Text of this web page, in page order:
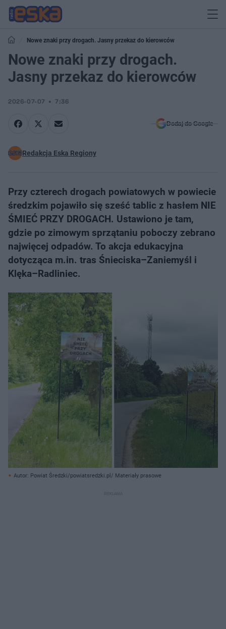
Nowe znaki przy drogach. Jasny przekaz do kierowców
Nowe znaki przy drogach.
Jasny przekaz do kierowców
2026-07-07 7:36
Dodaj do Google
Redakcja Eska Regiony
Przy czterech drogach powiatowych w powiecie
średzkim pojawiło się sześć tablic z hasłem NIE
ŚMIEĆ PRZY DROGACH. Ustawiono je tam,
gdzie po zimowym sprzątaniu poboczy zebrano
najwięcej odpadów. To akcja edukacyjna
dotycząca m.in. tras Śnieciska–Zaniemyśl i
Klęka–Radliniec.
Autor: Powiat Średzki/powiatsredzki.pl/ Materiały prasowe